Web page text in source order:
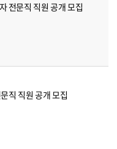
전문직 직원 공개 모집
직 직원 공개 모집